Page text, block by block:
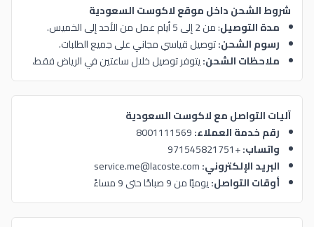
شروط الشحن داخل موقع لاكوست السعودية
مدة التوصيل: من 2 إلى 5 أيام عمل من الأحد إلى الخميس.
رسوم الشحن:توصيل قياسي مجاني على جميع الطلبات.
ملاحظات الشحن:يتوفر توصيل خلال ساعتين في الرياض فقط،
آليات التواصل مع لاكوست السعودية
رقم خدمة العملاء:8001111569
واتساب:+971545821751
البريد الإلكتروني:
أوقات التواصل:يوميًا من 9 صباحًا حتى 9 مساءً